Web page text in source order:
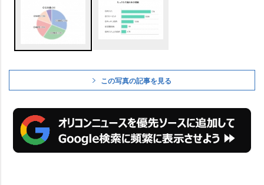
この写真の記事を見る